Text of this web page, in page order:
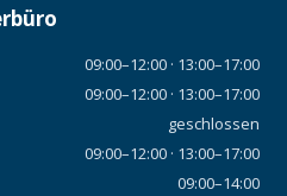
09:00–12:00 · 13:00–17:00
09:00–12:00 · 13:00–17:00
geschlossen
09:00–12:00 · 13:00–17:00
09:00–14:00